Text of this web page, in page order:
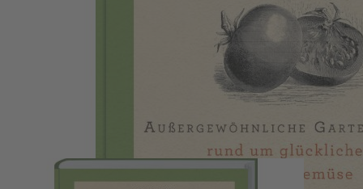
Zum Anfang der Bildergalerie springen
004842